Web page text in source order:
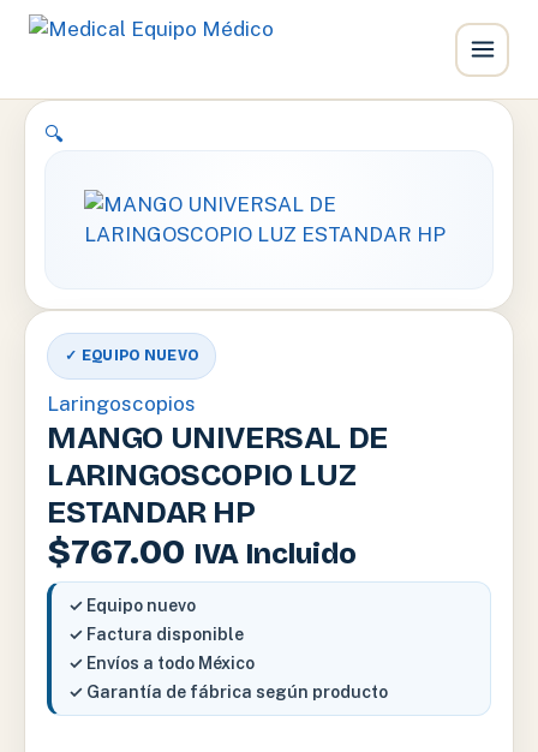
🔍
✓ EQUIPO NUEVO
Laringoscopios
MANGO UNIVERSAL DE
LARINGOSCOPIO LUZ
ESTANDAR HP
$767.00 IVA Incluido
✓ Equipo nuevo
✓ Factura disponible
✓ Envíos a todo México
✓ Garantía de fábrica según producto